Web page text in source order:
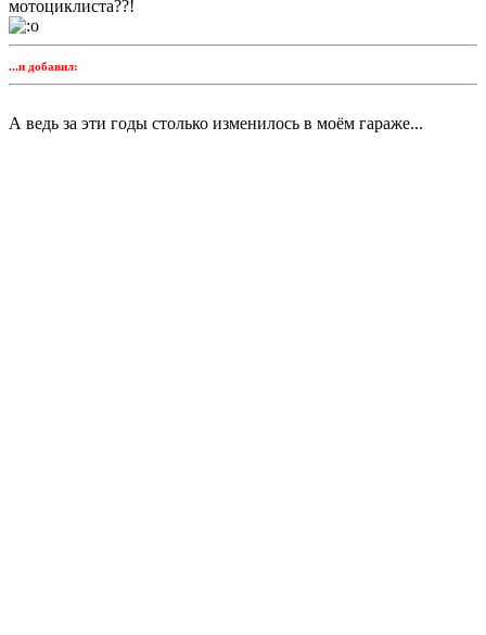
мотоциклиста??!
...и добавил:
А ведь за эти годы столько изменилось в моём гараже...